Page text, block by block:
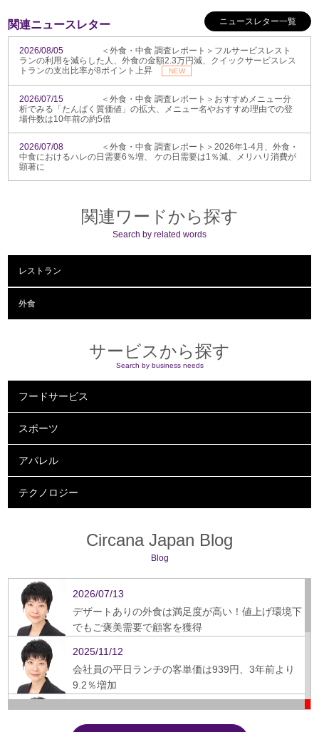
関連ニュースレター ニュースレター一覧
2026/08/05
＜外食・中食 調査レポート＞フルサービスレスト
ランの利用を減らした人、外食の金額2.3万円減、クイックサービスレス
トランの支出比率が8ポイント上昇
NEW
2026/07/15
＜外食・中食 調査レポート＞おすすめメニュー分
析でみる「たんぱく質価値」の拡大、メニュー名やおすすめ理由での登
場件数は10年前の約5倍
2026/07/08
＜外食・中食 調査レポート＞2026年1-4月、外食・
中食におけるハレの日需要6％増、 ケの日需要は1％減、メリハリ消費が
顕著に
関連ワードから探す
Search by related words
レストラン
外食
サービスから探す
Search by business needs
フードサービス
スポーツ
アパレル
テクノロジー
Circana Japan Blog
Blog
2026/07/13
デザートありの外食は満足度が高い！値上げ環境下
でもご褒美需要で顧客を獲得
2025/11/12
会社員の平日ランチの客単価は939円、3年前より
9.2％増加
2025/09/16
ぎょうざ、スーパーから飲食店への需要シフト鮮明